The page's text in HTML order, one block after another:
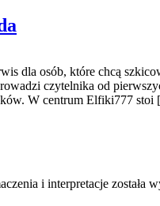
dla osób, które chcą
czytelnika od
W centrum Elfiki777
i interpretacje została